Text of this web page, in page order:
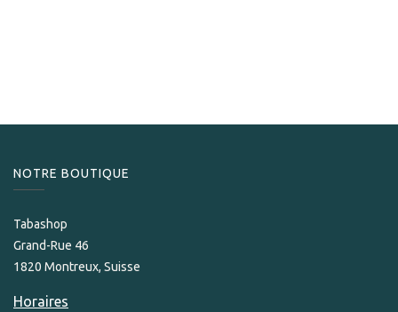
NOTRE BOUTIQUE
Tabashop
Grand-Rue 46
1820 Montreux, Suisse
Horaires